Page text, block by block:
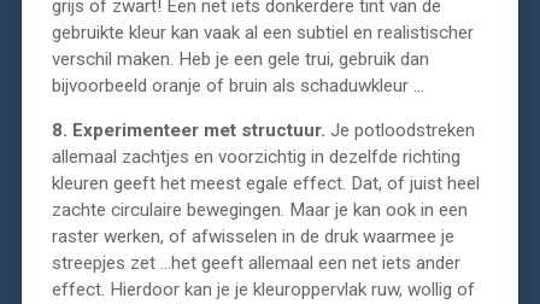
grijs of zwart! Een net iets donkerdere tint van de
gebruikte kleur kan vaak al een subtiel en realistischer
verschil maken. Heb je een gele trui, gebruik dan
bijvoorbeeld oranje of bruin als schaduwkleur …
8. Experimenteer met structuur. Je potloodstreken
allemaal zachtjes en voorzichtig in dezelfde richting
kleuren geeft het meest egale effect. Dat, of juist heel
zachte circulaire bewegingen. Maar je kan ook in een
raster werken, of afwisselen in de druk waarmee je
streepjes zet …het geeft allemaal een net iets ander
effect. Hierdoor kan je je kleuroppervlak ruw, wollig of